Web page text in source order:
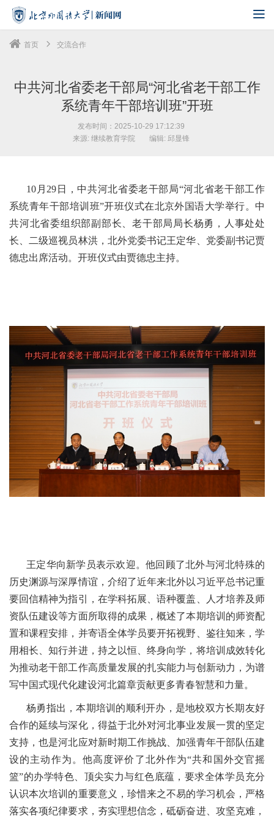
首页 交流合作
中共河北省委老干部局“河北省老干部工作
系统青年干部培训班”开班
发布时间：2025-10-29 17:12:39
来源: 继续教育学院
编辑: 邱显锋
10月29日，中共河北省委老干部局“河北省老干部工作
系统青年干部培训班”开班仪式在北京外国语大学举行。中
共河北省委组织部副部长、老干部局局长杨勇，人事处处
长、二级巡视员林洪，北外党委书记王定华、党委副书记贾
德忠出席活动。开班仪式由贾德忠主持。
王定华向新学员表示欢迎。他回顾了北外与河北特殊的
历史渊源与深厚情谊，介绍了近年来北外以习近平总书记重
要回信精神为指引，在学科拓展、语种覆盖、人才培养及师
资队伍建设等方面所取得的成果，概述了本期培训的师资配
置和课程安排，并寄语全体学员要开拓视野、鉴往知来，学
用相长、知行并进，持之以恒、终身向学，将培训成效转化
为推动老干部工作高质量发展的扎实能力与创新动力，为谱
写中国式现代化建设河北篇章贡献更多青春智慧和力量。
杨勇指出，本期培训的顺利开办，是地校双方长期友好
合作的延续与深化，得益于北外对河北事业发展一贯的坚定
支持，也是河北应对新时期工作挑战、加强青年干部队伍建
设的主动作为。他高度评价了北外作为“共和国外交官摇
篮”的办学特色、顶尖实力与红色底蕴，要求全体学员充分
认识本次培训的重要意义，珍惜来之不易的学习机会，严格
落实各项纪律要求，夯实理想信念，砥砺奋进、攻坚克难，